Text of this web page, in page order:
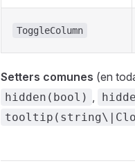
ToggleColumn
Setters comunes (en
hidden(bool) ,